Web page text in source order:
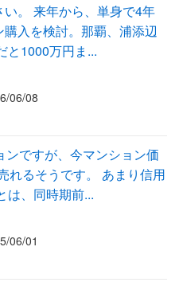
。 来年から、単身で4年
入を検討。那覇、浦添辺
と1000万円ま...
06/08
ですが、今マンション価
れるそうです。 あまり信用
は、同時期前...
06/01